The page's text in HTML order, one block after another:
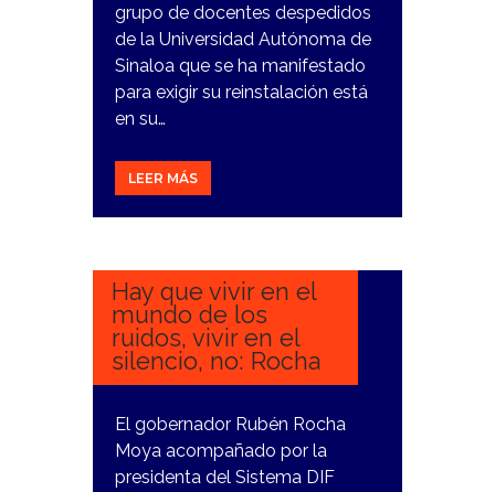
grupo de docentes despedidos
de la Universidad Autónoma de
Sinaloa que se ha manifestado
para exigir su reinstalación está
en su…
LEER MÁS
12
Hay que vivir en el
mundo de los
ruidos, vivir en el
silencio, no: Rocha
El gobernador Rubén Rocha
Moya acompañado por la
presidenta del Sistema DIF